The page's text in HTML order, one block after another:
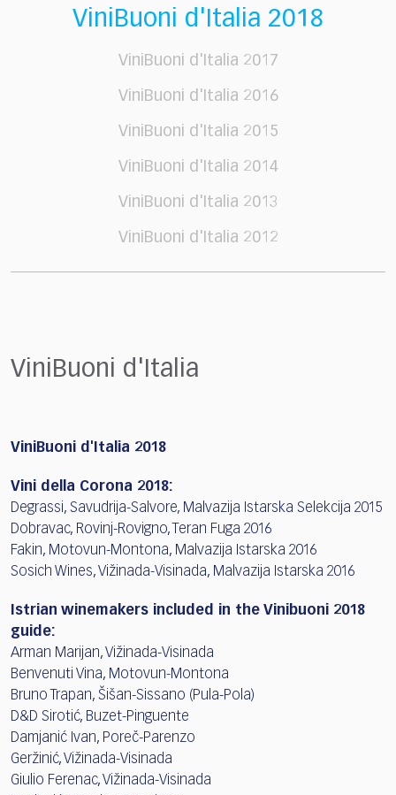
ViniBuoni d'Italia 2018
ViniBuoni d'Italia 2017
ViniBuoni d'Italia 2016
ViniBuoni d'Italia 2015
ViniBuoni d'Italia 2014
ViniBuoni d'Italia 2013
ViniBuoni d'Italia 2012
ViniBuoni d'Italia
ViniBuoni d'Italia 2018
Vini della Corona 2018:
Degrassi, Savudrija-Salvore, Malvazija Istarska Selekcija 2015
Dobravac, Rovinj-Rovigno, Teran Fuga 2016
Fakin, Motovun-Montona, Malvazija Istarska 2016
Sosich Wines, Vižinada-Visinada, Malvazija Istarska 2016
Istrian winemakers included in the Vinibuoni 2018
guide:
Arman Marijan, Vižinada-Visinada
Benvenuti Vina, Motovun-Montona
Bruno Trapan, Šišan-Sissano (Pula-Pola)
D&D Sirotić, Buzet-Pinguente
Damjanić Ivan, Poreč-Parenzo
Geržinić, Vižinada-Visinada
Giulio Ferenac, Vižinada-Visinada